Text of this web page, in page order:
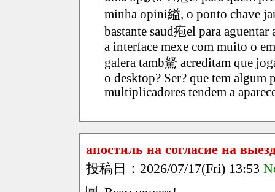
minha opini縊, o ponto chave
bastante saud疱el para
a interface mexe com muito o
galera tamb駑 acreditam que
o desktop? Ser? que tem algum
multiplicadores tendem a
апостиль на согласие на
投稿日：2026/07/17(Fri) 13:53